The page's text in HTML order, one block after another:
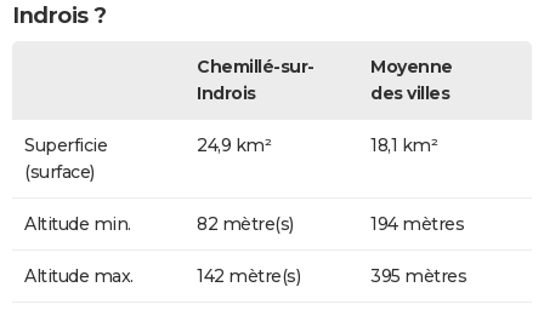
Indrois ?
Chemillé-sur-
Indrois
Moyenne
des villes
Superficie
(surface)
24,9 km² 18,1 km²
Altitude min. 82 mètre(s) 194 mètres
Altitude max. 142 mètre(s) 395 mètres